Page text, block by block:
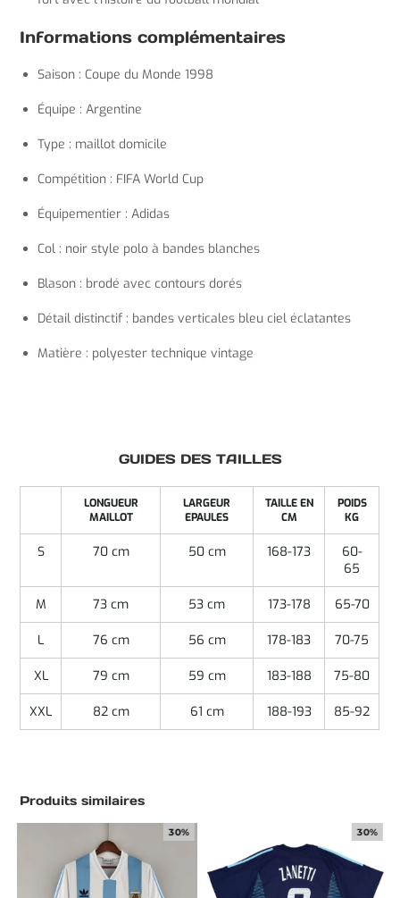
Informations complémentaires
Saison : Coupe du Monde 1998
Équipe : Argentine
Type : maillot domicile
Compétition : FIFA World Cup
Équipementier : Adidas
Col : noir style polo à bandes blanches
Blason : brodé avec contours dorés
Détail distinctif : bandes verticales bleu ciel éclatantes
Matière : polyester technique vintage
GUIDES DES TAILLES
LONGUEUR
MAILLOT
LARGEUR
EPAULES
TAILLE EN
CM
POIDS
KG
S 70 cm 50 cm 168-173
60-
65
M 73 cm 53 cm 173-178 65-70
L 76 cm 56 cm 178-183 70-75
XL 79 cm 59 cm 183-188 75-80
XXL 82 cm 61 cm 188-193 85-92
Produits similaires
30% 30%